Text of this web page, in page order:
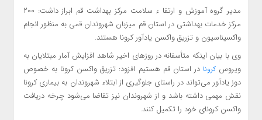
مدیر گروه آموزش و ارتقا ء
سلامت مرکز بهداشت قم ابراز داشت: ۲۰۰
مرکز خدمات بهداشتی در استان قم میزبان شهروندان قمی به منظور انجام
واکسیناسیون و تزریق واکسن یادآور کرونا هستند.
وی با بیان اینکه متأسفانه در روزهای اخیر شاهد افزایش آمار مبتلایان به
ویروس کرونا در استان قم هستیم افزود: تزریق واکسن کرونا به خصوص
دوز یادآور می‌تواند در راستای جلوگیری از ابتلاء شهروندان به بیماری کرونا
نقش مهمی داشته باشد و از شهروندان نیز تقاضا می‌شود چرخه دریافت
واکسنکرونای خود را تکمیل کنند.